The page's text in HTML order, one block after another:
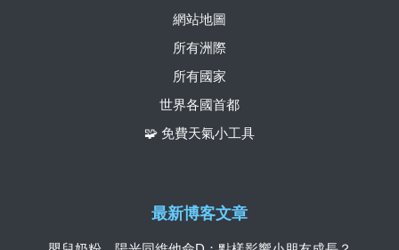
網站地圖
所有洲際
所有國家
世界各國首都
🧩 免費天氣小工具
最新博客文章